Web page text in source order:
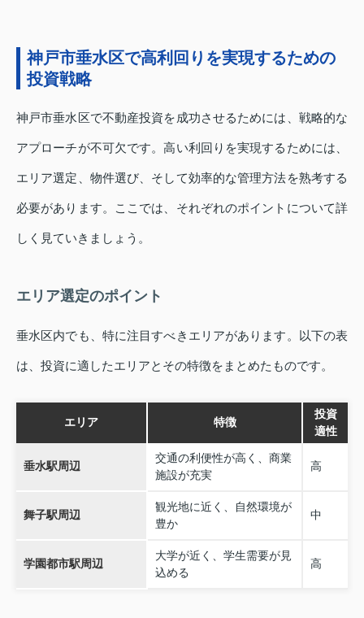
神戸市垂水区で高利回りを実現するための
投資戦略
神戸市垂水区で不動産投資を成功させるためには、戦略的な
アプローチが不可欠です。高い利回りを実現するためには、
エリア選定、物件選び、そして効率的な管理方法を熟考する
必要があります。ここでは、それぞれのポイントについて詳
しく見ていきましょう。
エリア選定のポイント
垂水区内でも、特に注目すべきエリアがあります。以下の表
は、投資に適したエリアとその特徴をまとめたものです。
エリア 特徴
投資
適性
垂水駅周辺
交通の利便性が高く、商業
施設が充実
高
舞子駅周辺
観光地に近く、自然環境が
豊か
中
学園都市駅周辺
大学が近く、学生需要が見
込める
高